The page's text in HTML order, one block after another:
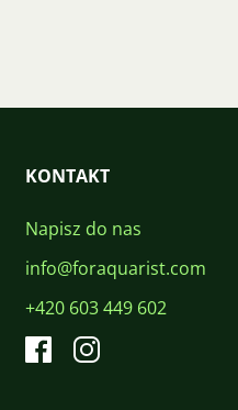
KONTAKT
Napisz do nas
info@foraquarist.com
+420 603 449 602